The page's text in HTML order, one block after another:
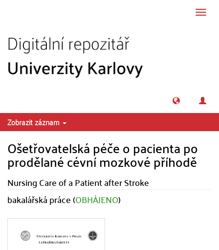
Zobrazit záznam
Ošetřovatelská péče o pacienta po
prodělané cévní mozkové příhodě
Nursing Care of a Patient after Stroke
bakalářská práce (OBHÁJENO)